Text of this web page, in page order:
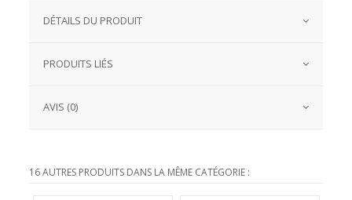
DÉTAILS DU PRODUIT
PRODUITS LIÉS
AVIS (0)
16 AUTRES PRODUITS DANS LA MÊME CATÉGORIE :